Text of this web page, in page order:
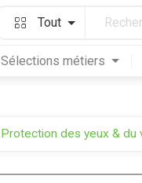
Tout
Sélections métiers
Gants anti-froid
Protection des yeux & du